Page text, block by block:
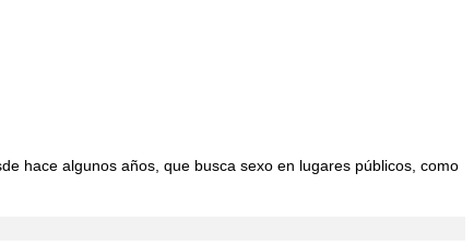
hace algunos años, que busca sexo en lugares públicos, como